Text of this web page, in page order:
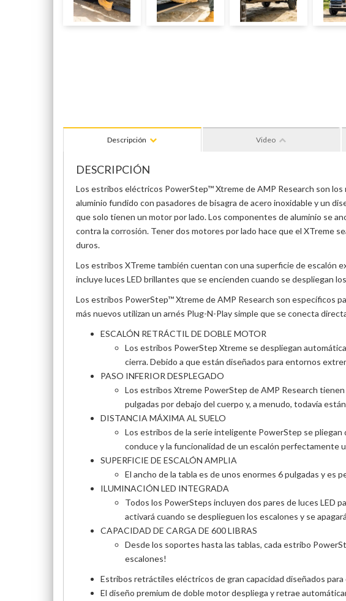
Descripción Video
DESCRIPCIÓN
Los estribos eléctricos PowerStep™ Xtreme de AMP Research son
aluminio fundido con pasadores de bisagra de acero inoxidable y un
que solo tienen un motor por lado. Los componentes de aluminio se
contra la corrosión. Tener dos motores por lado hace que el XTreme
duros.
Los estribos XTreme también cuentan con una superficie de escalón
incluye luces LED brillantes que se encienden cuando se despliegan
Los estribos PowerStep™ Xtreme de AMP Research son específicos
más nuevos utilizan un arnés Plug-N-Play simple que se conecta
ESCALÓN RETRÁCTIL DE DOBLE MOTOR
Los estribos PowerStep Xtreme se despliegan
cierra. Debido a que están diseñados para entornos
PASO INFERIOR DESPLEGADO
Los estribos Xtreme PowerStep de AMP Research
pulgadas por debajo del cuerpo y, a menudo, todavía
DISTANCIA MÁXIMA AL SUELO
Los estribos de la serie inteligente PowerStep se
conduce y la funcionalidad de un escalón perfectamente
SUPERFICIE DE ESCALÓN AMPLIA
El ancho de la tabla es de unos enormes 6 pulgadas y es
ILUMINACIÓN LED INTEGRADA
Todos los PowerSteps incluyen dos pares de luces LED
activará cuando se desplieguen los escalones y se
CAPACIDAD DE CARGA DE 600 LIBRAS
Desde los soportes hasta las tablas, cada estribo
escalones!
Estribos retráctiles eléctricos de gran capacidad diseñados
El diseño premium de doble motor despliega y retrae